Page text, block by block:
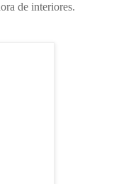
de interiores.